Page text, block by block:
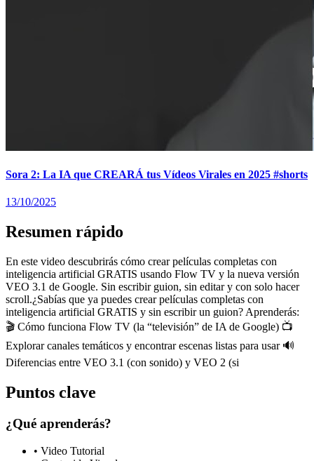
Sora 2: La IA que CREARÁ tus Vídeos Virales en 2025 #shorts
13/10/2025
Resumen rápido
En este video descubrirás cómo crear películas completas con
inteligencia artificial GRATIS usando Flow TV y la nueva versión
VEO 3.1 de Google. Sin escribir guion, sin editar y con solo hacer
scroll.¿Sabías que ya puedes crear películas completas con
inteligencia artificial GRATIS y sin escribir un guion? Aprenderás:
🎬 Cómo funciona Flow TV (la “televisión” de IA de Google) 📺
Explorar canales temáticos y encontrar escenas listas para usar 🔊
Diferencias entre VEO 3.1 (con sonido) y VEO 2 (si
Puntos clave
¿Qué aprenderás?
• Video Tutorial